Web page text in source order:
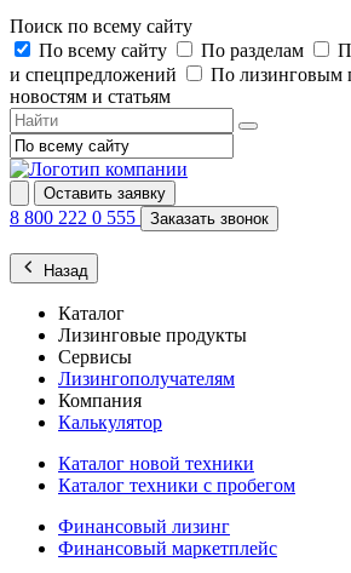
Поиск по всему сайту
По всему сайту
По разделам
и спецпредложений
По лизинговым
новостям и статьям
Оставить заявку
8 800 222 0 555 Заказать звонок
Назад
Каталог
Лизинговые продукты
Сервисы
Лизингополучателям
Компания
Калькулятор
Каталог новой техники
Каталог техники с пробегом
Финансовый лизинг
Финансовый маркетплейс